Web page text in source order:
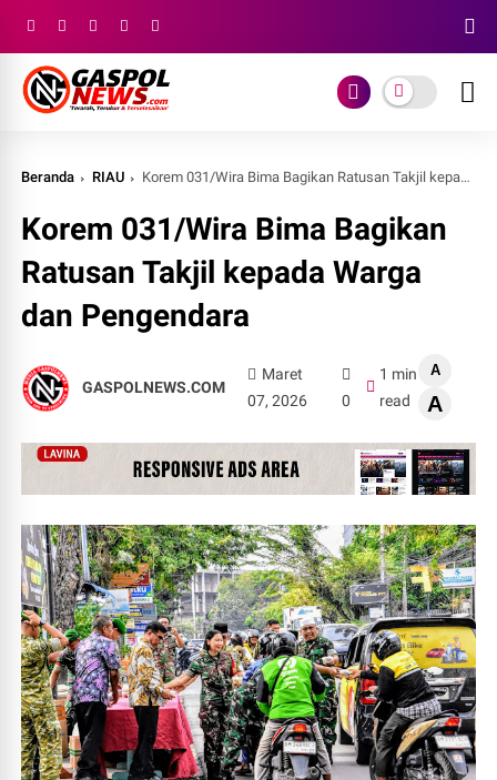
Beranda RIAU Korem 031/Wira Bima Bagikan Ratusan Takjil kepada Warga dan Pengendara
Korem 031/Wira Bima Bagikan
Ratusan Takjil kepada Warga
dan Pengendara
GASPOLNEWS.COM
Maret
07, 2026
0
1 min
read
A
A